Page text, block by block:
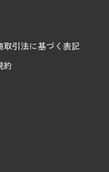
取引法に基づく表記
約